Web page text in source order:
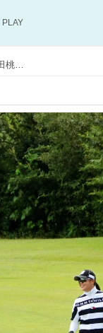
PLAY
3人で今季8勝！ “チーム辻村”小祝さくら、吉田優利、上田桃子が練習ラウンドでやっていること